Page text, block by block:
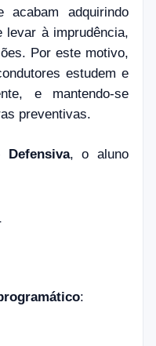
acabam adquirindo
à imprudência,
Por este motivo,
estudem e
e mantendo-se
preventivas.
, o aluno
: